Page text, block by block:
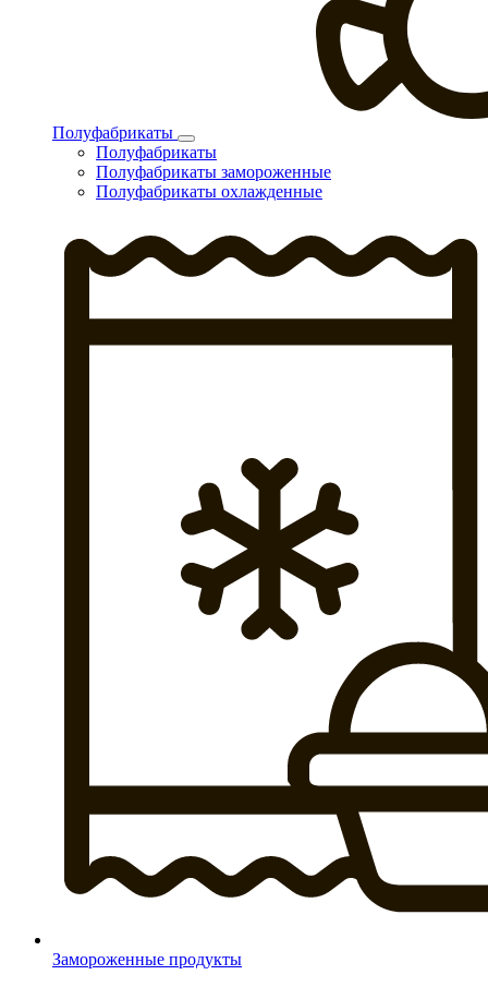
Полуфабрикаты
Полуфабрикаты
Полуфабрикаты замороженные
Полуфабрикаты охлажденные
Замороженные продукты